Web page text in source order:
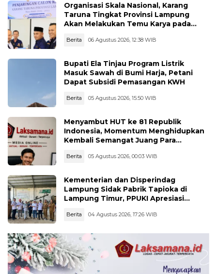
Organisasi Skala Nasional, Karang
Taruna Tingkat Provinsi Lampung
Akan Melakukan Temu Karya pada
Berita 06 Agustus 2026, 12:38 WIB
Bupati Ela Tinjau Program Listrik
Masuk Sawah di Bumi Harja, Petani
Dapat Subsidi Pemasangan KWH
Berita 05 Agustus 2026, 15:50 WIB
Menyambut HUT ke 81 Republik
Indonesia, Momentum Menghidupkan
Kembali Semangat Juang Para
Berita 05 Agustus 2026, 00:03 WIB
Kementerian dan Disperindag
Lampung Sidak Pabrik Tapioka di
Lampung Timur, PPUKI Apresiasi
Berita 04 Agustus 2026, 17:26 WIB